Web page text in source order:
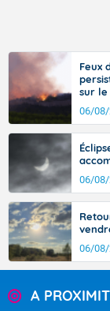
Feux
sur le
06/
06/
06/
A